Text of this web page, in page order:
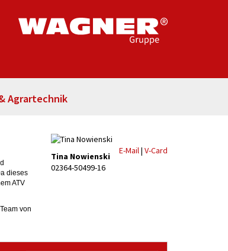
Agrartechnik
dieses
ATV
von
Tina Nowienski
02364-50499-16
E-Mail| V-Card